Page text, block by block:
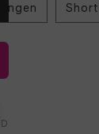
Ringen